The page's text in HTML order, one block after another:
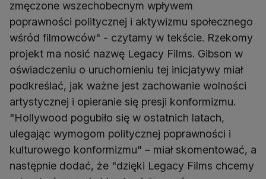
zmęczone wszechobecnym wpływem
poprawności politycznej i aktywizmu społecznego
wśród filmowców" - czytamy w tekście. Rzekomy
projekt ma nosić nazwę Legacy Films. Gibson w
oświadczeniu o uruchomieniu tej inicjatywy miał
podkreślać, jak ważne jest zachowanie wolności
artystycznej i opieranie się presji konformizmu.
"Hollywood pogubiło się w ostatnich latach,
ulegając wymogom politycznej poprawności i
kulturowego konformizmu" – miał skomentować, a
następnie dodać, że "dzięki Legacy Films chcemy